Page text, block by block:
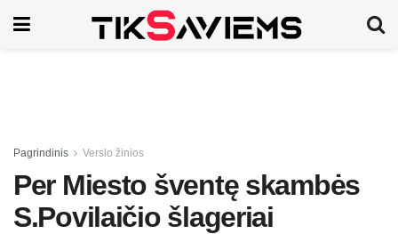
Pagrindinis Verslo žinios
Per Miesto šventę skambės
S.Povilaičio šlageriai